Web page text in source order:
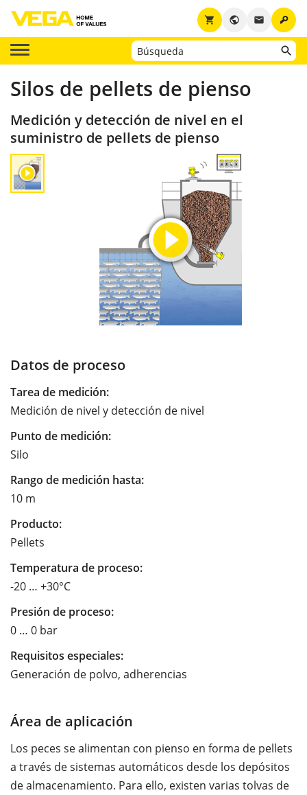
key
email
public
shopping_cart
Silos de pellets de pienso
Medición y detección de nivel en el
suministro de pellets de pienso
Datos de proceso
Tarea de medición:
Medición de nivel y detección de nivel
Punto de medición:
Silo
Rango de medición hasta:
10 m
Producto:
Pellets
Temperatura de proceso:
-20 … +30°C
Presión de proceso:
0 … 0 bar
Requisitos especiales:
Generación de polvo, adherencias
Área de aplicación
Los peces se alimentan con pienso en forma de pellets
a través de sistemas automáticos desde los depósitos
de almacenamiento. Para ello, existen varias tolvas de